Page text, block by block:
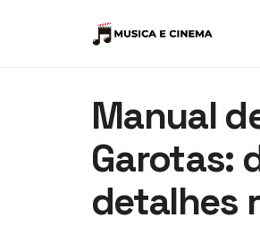
Manual
Garotas:
detalhes